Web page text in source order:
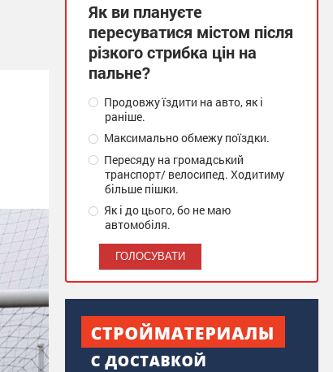
Як ви плануєте
пересуватися містом після
різкого стрибка цін на
пальне?
Продовжу їздити на авто, як і
раніше.
Максимально обмежу поїздки.
Пересяду на громадський
транспорт/ велосипед. Ходитиму
більше пішки.
Як і до цього, бо не маю
автомобіля.